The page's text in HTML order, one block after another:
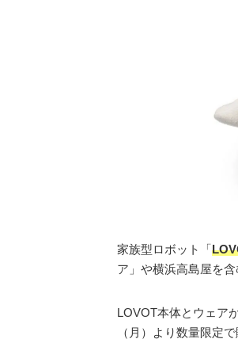
家族型ロボット「
ア」や横浜高島屋を
LOVOT本体とウェア
（月）より数量限定